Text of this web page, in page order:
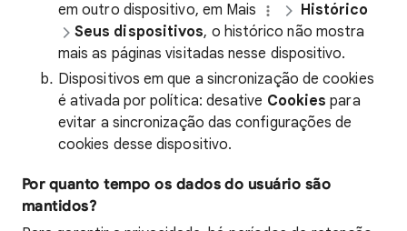
em outro dispositivo, em Mais
Histórico
Seus dispositivos, o histórico não mostra
mais as páginas visitadas nesse dispositivo.
Dispositivos em que a sincronização de cookies
é ativada por política: desative Cookiespara
evitar a sincronização das configurações de
cookies desse dispositivo.
Por quanto tempo os dados do usuário são
mantidos?